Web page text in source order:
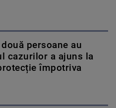
persoane au
cazurilor a ajuns la
împotriva